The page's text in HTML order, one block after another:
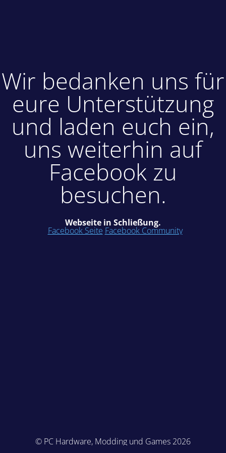
Wir bedanken uns für
eure Unterstützung
und laden euch ein,
uns weiterhin auf
Facebook zu
besuchen.
Webseite in Schließung.
Facebook Seite Facebook Community
© PC Hardware, Modding und Games 2026